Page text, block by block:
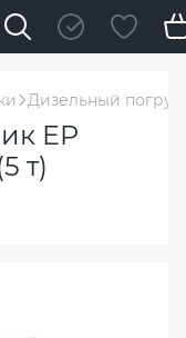
Дизельный
EP
т)